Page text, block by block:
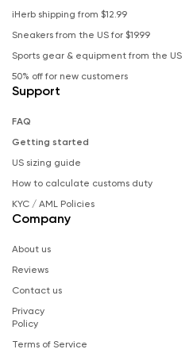
iHerb shipping from $12.99
Sneakers from the US for $19.99
Sports gear & equipment from the US
50% off for new customers
Support
FAQ
Getting started
US sizing guide
How to calculate customs duty
KYC / AML Policies
Company
About us
Reviews
Contact us
Privacy
Policy
Terms of Service